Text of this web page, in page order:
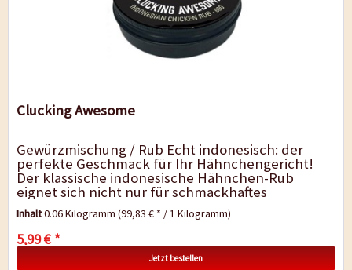
Clucking Awesome
Gewürzmischung / Rub Echt indonesisch: der
perfekte Geschmack für Ihr Hähnchengericht!
Der klassische indonesische Hähnchen-Rub
eignet sich nicht nur für schmackhaftes
Hähnchen, sondern verleiht auch...
Inhalt0.06 Kilogramm(99,83 € * / 1 Kilogramm)
5,99 € *
Jetzt bestellen